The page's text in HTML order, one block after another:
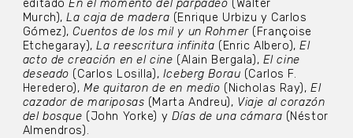
editadoEn el momento del parpadeo (Walter
Murch),La caja de madera (Enrique Urbizu y Carlos
Gómez),Cuentos de los mil y un Rohmer(Françoise
Etchegaray),La reescritura infinita (Enric Albero),El
acto de creación en el cine (Alain Bergala), El cine
deseado (Carlos Losilla), Iceberg Borau (Carlos F.
Heredero),Me quitaron de en medio (Nicholas Ray),El
cazador de mariposas (Marta Andreu), Viaje al corazón
del bosque (John Yorke) y Días de una cámara (Néstor
Almendros).